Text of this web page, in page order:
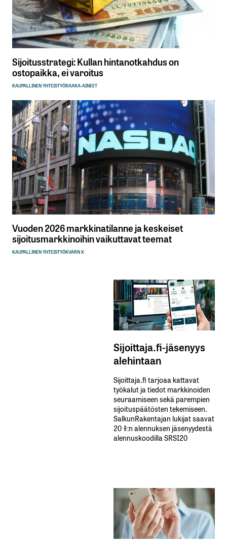
Sijoitusstrategi: Kullan hintanotkahdus on
ostopaikka, ei varoitus
KAUPALLINEN YHTEISTYÖRAAKA-AINEET
Vuoden 2026 markkinatilanne ja keskeiset
sijoitusmarkkinoihin vaikuttavat teemat
KAUPALLINEN YHTEISTYÖKVARN X
Sijoittaja.fi-jäsenyys
alehintaan
Sijoittaja.fi tarjoaa kattavat
työkalut ja tiedot markkinoiden
seuraamiseen sekä parempien
sijoituspäätösten tekemiseen.
SalkunRakentajan lukijat saavat
20 %:n alennuksen jäsenyydestä
alennuskoodilla SRSI20